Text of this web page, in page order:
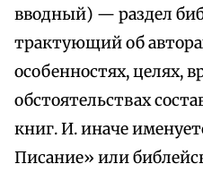
вводный) — раздел
трактующий об
особенностях, целях,
обстоятельствах
книг. И. иначе
Писание» или